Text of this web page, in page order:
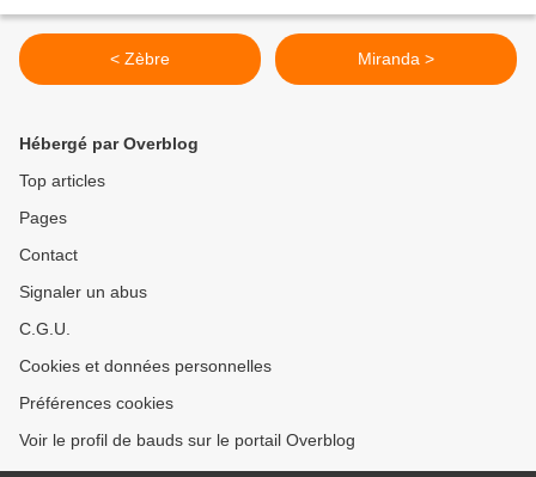
< Zèbre Miranda >
Hébergé par Overblog
Top articles
Pages
Contact
Signaler un abus
C.G.U.
Cookies et données personnelles
Préférences cookies
Voir le profil de bauds sur le portail Overblog